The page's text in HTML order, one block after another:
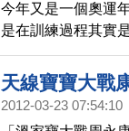
今年又是一個奧運
是在訓練過程其實
練影片，瞬間在網
天線寶寶大戰
2012-03-23 07:54:10